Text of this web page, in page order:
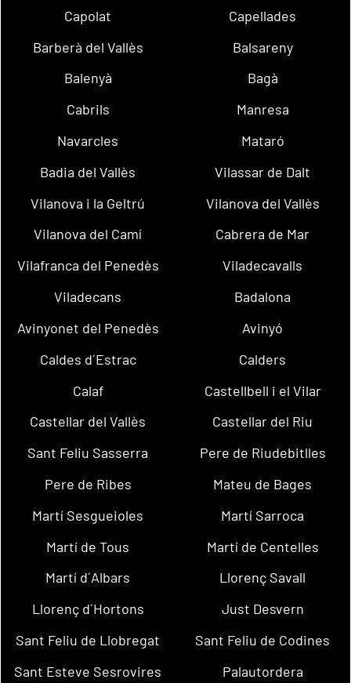
Capolat
Capellades
Barberà del Vallès
Balsareny
Balenyà
Bagà
Cabrils
Manresa
Navarcles
Mataró
Badia del Vallès
Vilassar de Dalt
Vilanova i la Geltrú
Vilanova del Vallès
Vilanova del Camí
Cabrera de Mar
Vilafranca del Penedès
Viladecavalls
Viladecans
Badalona
Avinyonet del Penedès
Avinyó
Caldes d´Estrac
Calders
Calaf
Castellbell i el Vilar
Castellar del Vallès
Castellar del Riu
Sant Feliu Sasserra
Pere de Riudebitlles
Pere de Ribes
Mateu de Bages
Martí Sesgueioles
Martí Sarroca
Martí de Tous
Martí de Centelles
Martí d´Albars
Llorenç Savall
Llorenç d´Hortons
Just Desvern
Sant Feliu de Llobregat
Sant Feliu de Codines
Sant Esteve Sesrovires
Palautordera